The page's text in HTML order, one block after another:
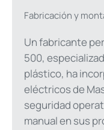
Fabricación y
Un fabricante
500,
plástico, ha
eléctricos de
seguridad
manual en sus